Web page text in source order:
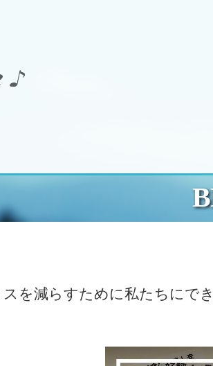
スを減らすために私たちにで